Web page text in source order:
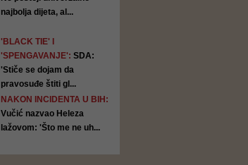
najbolja dijeta, al...
'BLACK TIE' I
'SPENGAVANJE': SDA:
'Stiče se dojam da
pravosuđe štiti gl...
NAKON INCIDENTA U BIH:
Vučić nazvao Heleza
lažovom: 'Što me ne uh...